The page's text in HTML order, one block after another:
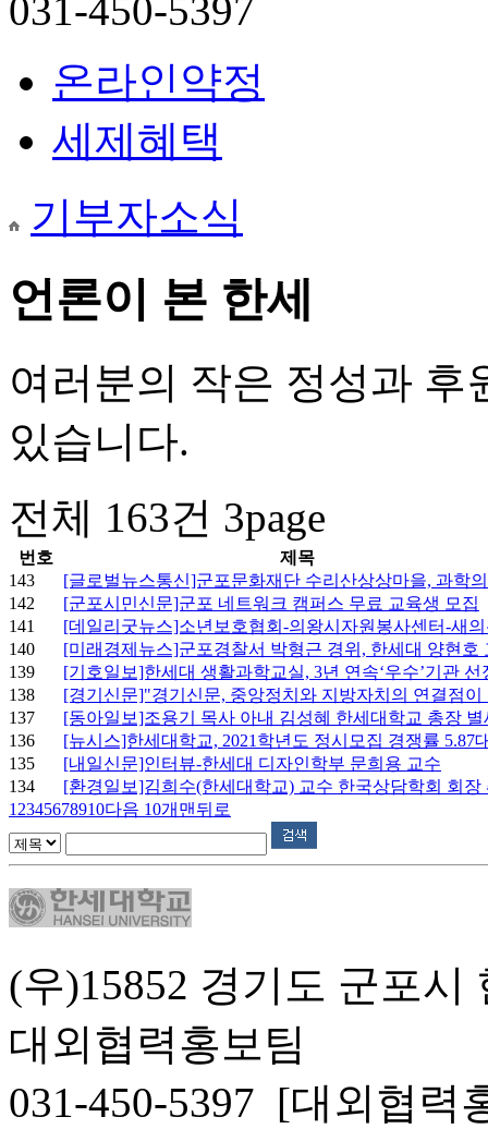
031-450-5397
온라인약정
세제혜택
기부자소식
언론이 본 한세
여러분의 작은 정성과 후
있습니다.
전체 163건 3page
번호
제목
143
[글로벌뉴스통신]군포문화재단 수리산상상마을, 과학
142
[군포시민신문]군포 네트워크 캠퍼스 무료 교육생 모집
141
[데일리굿뉴스]소년보호협회-의왕시자원봉사센터-새
140
[미래경제뉴스]군포경찰서 박형근 경위, 한세대 양현호
139
[기호일보]한세대 생활과학교실, 3년 연속‘우수’기관 선
138
[경기신문]"경기신문, 중앙정치와 지방자치의 연결점이
137
[동아일보]조용기 목사 아내 김성혜 한세대학교 총장 별
136
[뉴시스]한세대학교, 2021학년도 정시모집 경쟁률 5.87
135
[내일신문]인터뷰-한세대 디자인학부 문희용 교수
134
[환경일보]김희수(한세대학교) 교수 한국상담학회 회장
1 2345678910다음 10개 맨뒤로
(우)15852 경기도 군포시
대외협력홍보팀
031-450-5397 [대외협력